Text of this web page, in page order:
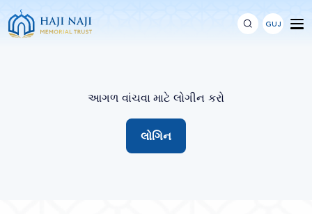
GUJ
આગળ વાંચવા માટે લોગીન કરો
લોગિન